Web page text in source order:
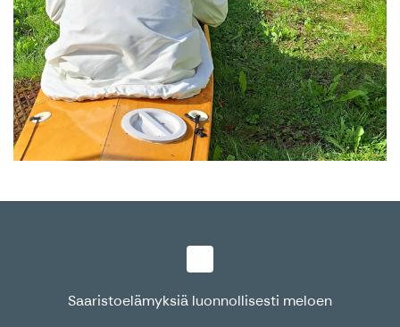
Saaristoelämyksiä luonnollisesti meloen